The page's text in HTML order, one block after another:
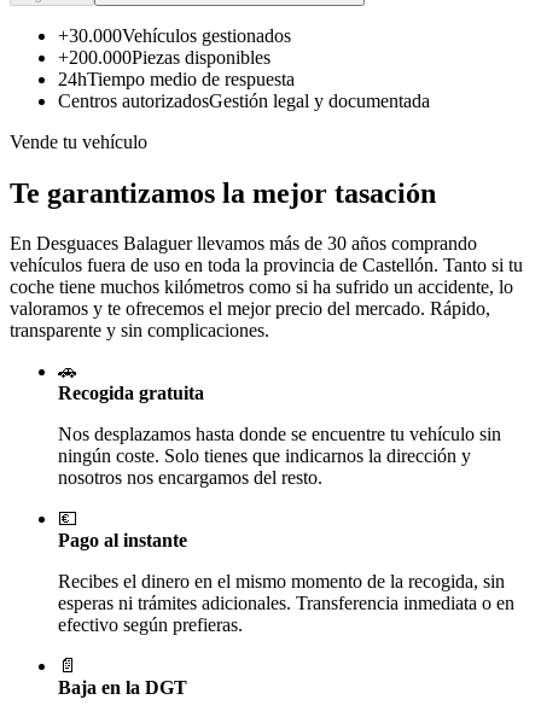
+30.000Vehículos gestionados
+200.000Piezas disponibles
24hTiempo medio de respuesta
Centros autorizadosGestión legal y documentada
Vende tu vehículo
Te garantizamos la mejor tasación
En Desguaces Balaguerllevamos más de 30 años comprando
vehículos fuera de uso en toda la provincia de Castellón. Tanto si tu
coche tiene muchos kilómetros como si ha sufrido un accidente, lo
valoramos y te ofrecemos el mejor precio del mercado. Rápido,
transparente y sin complicaciones.
🚗
Recogida gratuita
Nos desplazamos hasta donde se encuentre tu vehículo sin
ningún coste. Solo tienes que indicarnos la dirección y
nosotros nos encargamos del resto.
💶
Pago al instante
Recibes el dinero en el mismo momento de la recogida, sin
esperas ni trámites adicionales. Transferencia inmediata o en
efectivo según prefieras.
📄
Baja en la DGT